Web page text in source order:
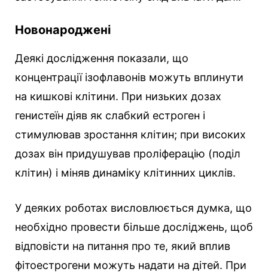
Новонароджені
Деякі дослідження показали, що
концентрації ізофлавонів можуть вплинути
на кишкові клітини. При низьких дозах
генистеїн діяв як слабкий естроген і
стимулював зростання клітин; при високих
дозах він придушував проліферацію (поділ
клітин) і міняв динаміку клітинних циклів.
У деяких роботах висловлюється думка, що
необхідно провести більше досліджень, щоб
відповісти на питання про те, який вплив
фітоестрогени можуть надати на дітей. При